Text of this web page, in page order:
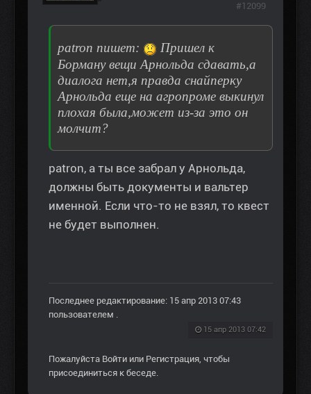
patron пишет:
Пришел к
Борману вещи Арнольда сдавать,а
диалога нет,я правда снайперку
Арнольда еще на агропроме выкинул
плохая была,может из-за это он
молчит?
patron, а ты все забрал у Арнольда,
должны быть документы и вальтер
именной. Если что-то не взял, то квест
не будет выполнен.
Последнее редактирование: 15 апр 2013 07:43
пользователем .
15 апр 2013 07:42
#12099
Пожалуйста Войти или Регистрация, чтобы
присоединиться к беседе.